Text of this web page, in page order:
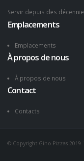
Servir depuis des
Emplacements
Emplacements
À propos de nous
À propos de nous
Contact
Contacts
© Copyright Gino Pizzas